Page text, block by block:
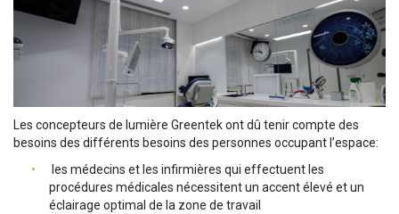
Les concepteurs de lumière Greentek ont dû tenir compte des
besoins des différents besoins des personnes occupant l’espace:
les médecins et les infirmières qui effectuent les
procédures médicales nécessitent un accent élevé et un
éclairage optimal de la zone de travail